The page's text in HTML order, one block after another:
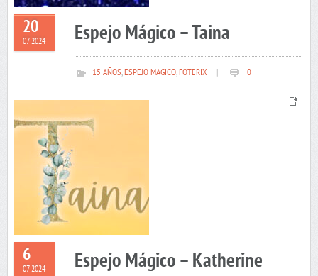
20
07 2024 Espejo Mágico – Taina
15 AÑOS,ESPEJO MAGICO,FOTERIX 0
6
07 2024 Espejo Mágico – Katherine